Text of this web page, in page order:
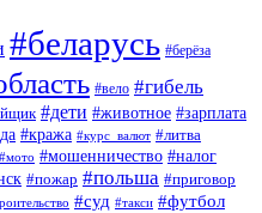
#беларусь #берёза
#вело #гибель
#дети #животное #зарплата
#кража #курс_валют #литва
#мото #мошенничество #налог
#пожар #польша #приговор
#суд #такси #футбол